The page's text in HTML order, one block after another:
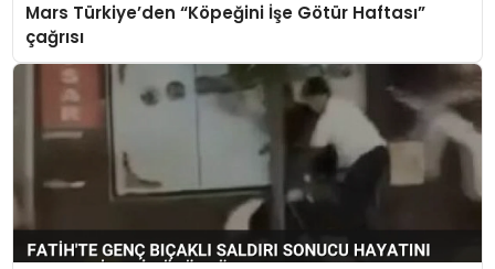
Mars Türkiye’den “Köpeğini İşe Götür Haftası”
çağrısı